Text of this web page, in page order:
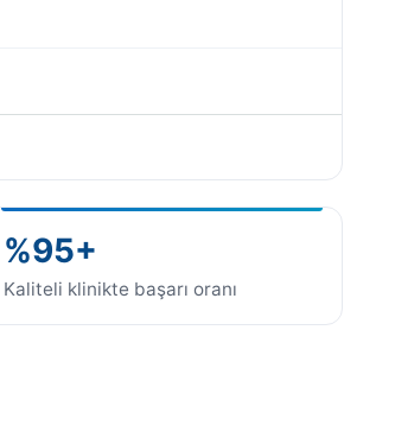
%95+
Kaliteli klinikte başarı oranı